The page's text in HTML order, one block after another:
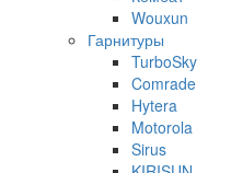
Wouxun
Гарнитуры
TurboSky
Comrade
Hytera
Motorola
Sirus